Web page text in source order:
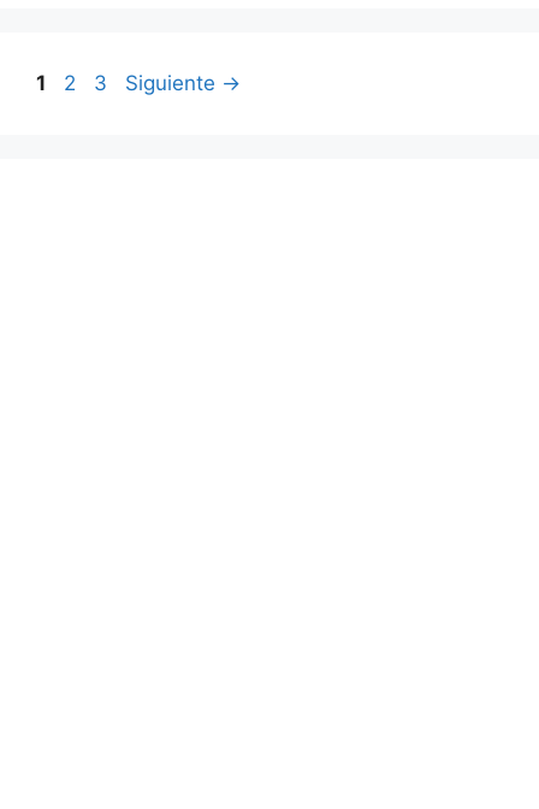
Página
1 Página
2 Página
3 Siguiente →